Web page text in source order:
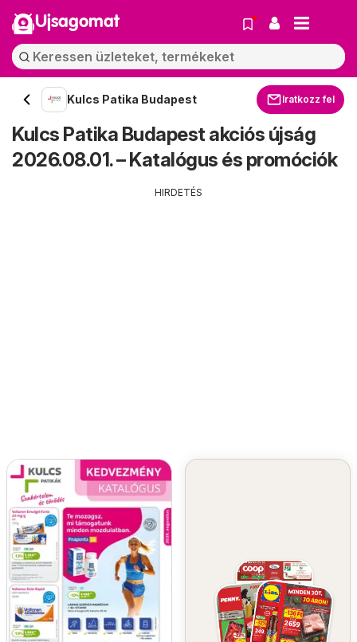
Ujsagomat
Kulcs Patika Budapest Iratkozz fel
Kulcs Patika Budapest akciós újság
2026.08.01. – Katalógus és promóciók
HIRDETÉS